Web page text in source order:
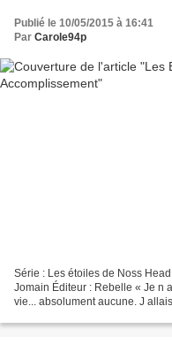
Publié le 10/05/2015 à 16:41
Par Carole94p
Série : Les étoiles de Noss
Jomain Éditeur : Rebelle « Je n
vie... absolument aucune. J